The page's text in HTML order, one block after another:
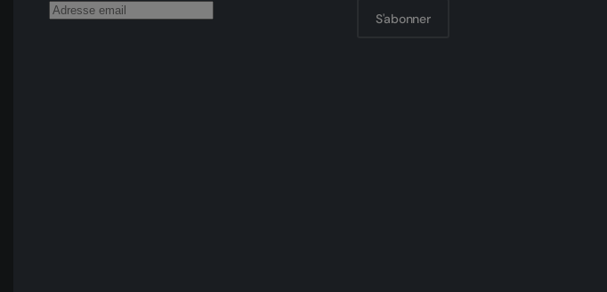
S'abonner